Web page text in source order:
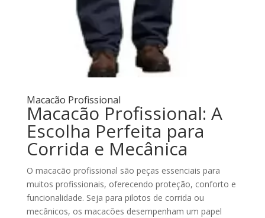
Macacão Profissional
Macacão Profissional: A
Escolha Perfeita para
Corrida e Mecânica
O macacão profissional são peças essenciais para
muitos profissionais, oferecendo proteção, conforto e
funcionalidade. Seja para pilotos de corrida ou
mecânicos, os macacões desempenham um papel